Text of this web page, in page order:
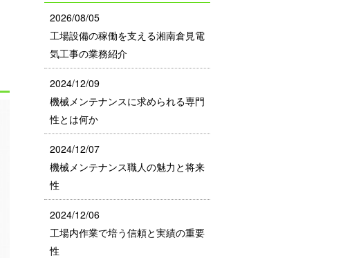
2026/08/05
工場設備の稼働を支える湘南倉見電
気工事の業務紹介
2024/12/09
機械メンテナンスに求められる専門
性とは何か
2024/12/07
機械メンテナンス職人の魅力と将来
性
2024/12/06
工場内作業で培う信頼と実績の重要
性